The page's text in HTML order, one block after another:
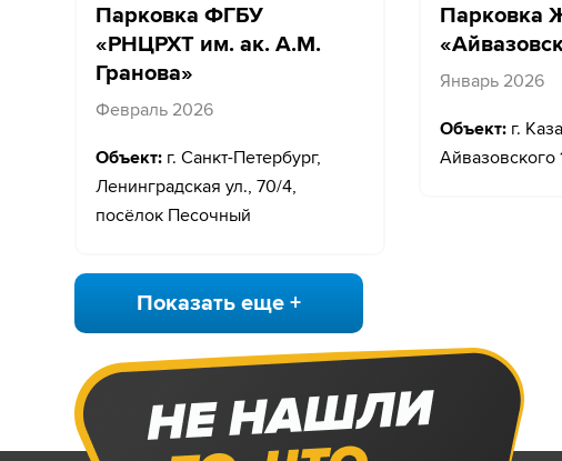
Парковка ФГБУ
«РНЦРХТ им. ак. А.М.
Гранова»
Февраль 2026
Объект: г. Санкт-Петербург,
Ленинградская ул., 70/4,
посёлок Песочный
Парковка
Январь 2026
Объект: г.
Айвазовского
Показать еще +